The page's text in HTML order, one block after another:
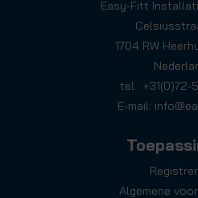
Easy-Fitt
1704 RW
tel.: +31(0)72-
E-mail:
Algemene